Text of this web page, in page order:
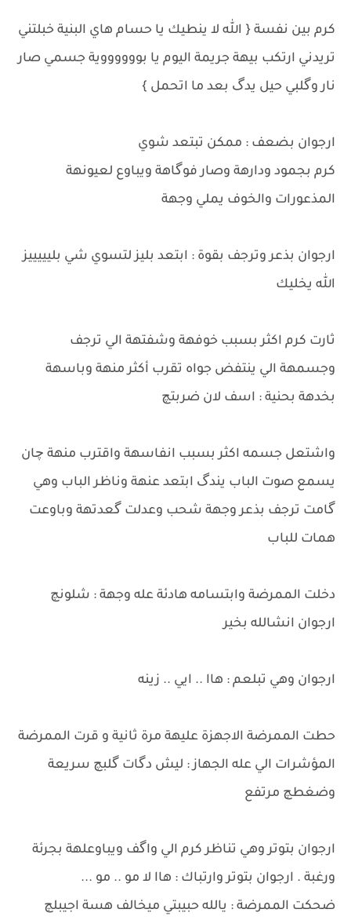
كرم بين نفسة { الله لا ينطيك يا حسام هاي البنية خبلتني
تريدني ارتكب بيهة جريمة اليوم يا بووووووية جسمي صار
نار وگلبي حيل يدگ بعد ما اتحمل }
ارجوان بضعف : ممكن تبتعد شوي
كرم بجمود ودارهة وصار فوگاهة ويباوع لعيونهة
المذعورات والخوف يملي وجهة
ارجوان بذعر وترجف بقوة : ابتعد بليز لتسوي شي بليييييز
الله يخليك
ثارت كرم اكثر بسبب خوفهة وشفتهة الي ترجف
وجسمهة الي ينتفض جواه تقرب أكثر منهة وباسهة
بخدهة بحنية : اسف لان ضربتچ
واشتعل جسمه اكثر بسبب انفاسهة واقترب منهة چان
يسمع صوت الباب يندگ ابتعد عنهة وناظر الباب وهي
گامت ترجف بذعر وجهة شحب وعدلت گعدتهة وباوعت
همات للباب
دخلت الممرضة وابتسامه هادئة عله وجهة : شلونچ
ارجوان انشالله بخير
ارجوان وهي تبلعم : هاا .. ايي .. زينه
حطت الممرضة الاجهزة عليهة مرة ثانية و قرت الممرضة
المؤشرات الي عله الجهاز : ليش دگات گلبچ سريعة
وضغطچ مرتفع
ارجوان بتوتر وهي تناظر كرم الي واگف ويباوعلهة بجرئة
ورغبة . ارجوان بتوتر وارتباك : هاا لا مو .. مو ...
ضحكت الممرضة : يالله حبيبتي ميخالف هسة اجيبلچ